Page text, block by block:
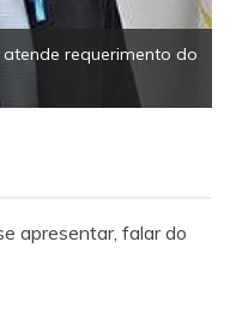
requerimento do
apresentar, falar do